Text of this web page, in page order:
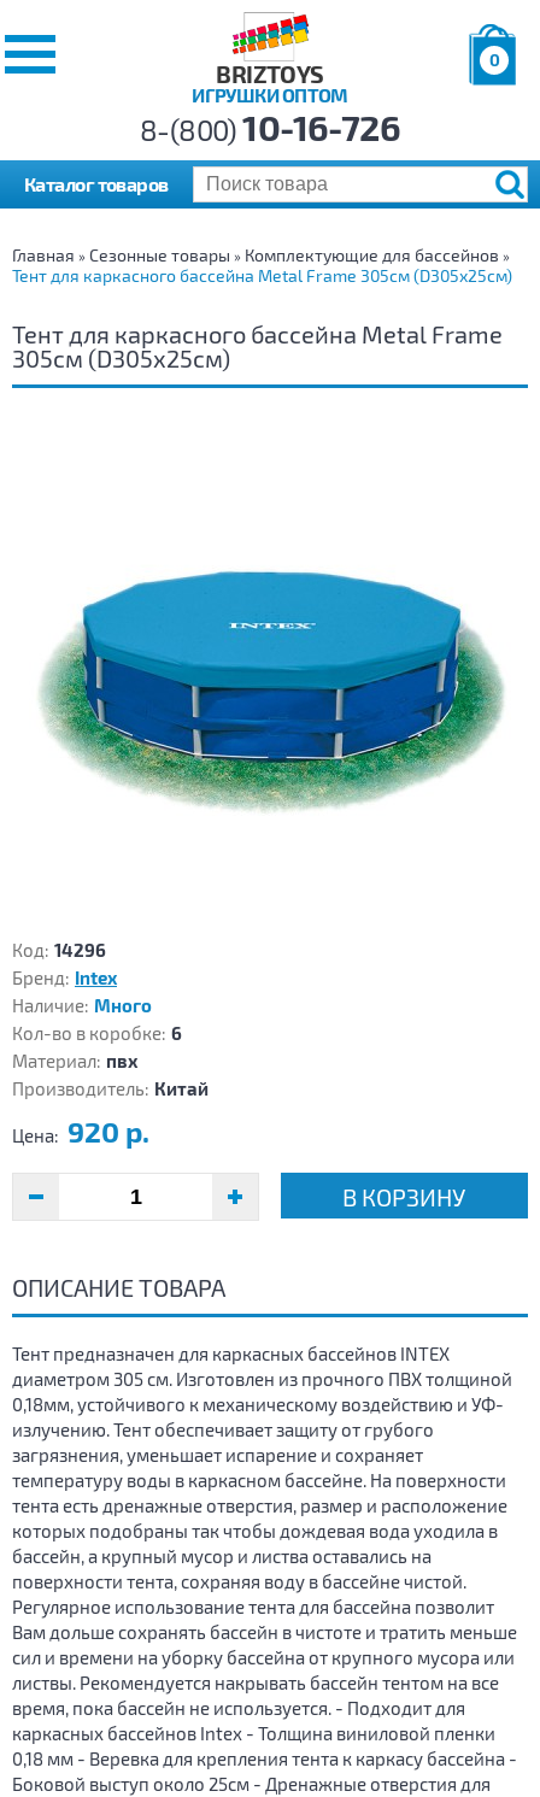
BRIZTOYS
ИГРУШКИ ОПТОМ
0
р.
8-(800)10-16-726
Каталог товаров
Главная » Сезонные товары » Комплектующие для бассейнов »
Тент для каркасного бассейна Metal Frame 305см (D305х25см)
Тент для каркасного бассейна Metal Frame
305см (D305х25см)
Код: 14296
Бренд: Intex
Наличие: Много
Кол-во в коробке: 6
Материал: пвх
Производитель: Китай
Цена: 920 р.
В КОРЗИНУ
ОПИСАНИЕ ТОВАРА
Тент предназначен для каркасных бассейнов INTEX
диаметром 305 см. Изготовлен из прочного ПВХ толщиной
0,18мм, устойчивого к механическому воздействию и УФ-
излучению. Тент обеспечивает защиту от грубого
загрязнения, уменьшает испарение и сохраняет
температуру воды в каркасном бассейне. На поверхности
тента есть дренажные отверстия, размер и расположение
которых подобраны так чтобы дождевая вода уходила в
бассейн, а крупный мусор и листва оставались на
поверхности тента, сохраняя воду в бассейне чистой.
Регулярное использование тента для бассейна позволит
Вам дольше сохранять бассейн в чистоте и тратить меньше
сил и времени на уборку бассейна от крупного мусора или
листвы. Рекомендуется накрывать бассейн тентом на все
время, пока бассейн не используется. - Подходит для
каркасных бассейнов Intex - Толщина виниловой пленки
0,18 мм - Веревка для крепления тента к каркасу бассейна -
Боковой выступ около 25см - Дренажные отверстия для